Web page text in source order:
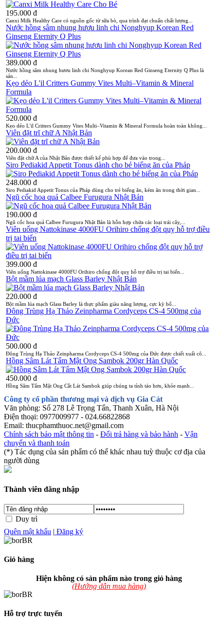
195.000 đ
Canxi Milk Healthy Care có nguồn gốc từ sữa bò, qua trình đạt chuẩn chất lượng...
Nước hồng sâm nhung hươu linh chi Nonghyup Korean Red
Ginseng Eternity Q Plus
389.000 đ
Nước hồng sâm nhung hươu linh chi Nonghyup Korean Red Ginseng Eternity Q Plus là
sản...
Kẹo dẻo L'il Critters Gummy Vites Multi–Vitamin & Mineral
Formula
520.000 đ
Kẹo dẻo L'il Critters Gummy Vites Multi–Vitamin & Mineral Formula hoàn toàn không...
Viên đặt trĩ chữ A Nhật Bản
200.000 đ
Viên đặt chữ A của Nhật Bản được thiết kế phù hợp để đưa vào trong...
Siro Pediakid Appetit Tonus dành cho bé biếng ăn của Pháp
248.000 đ
Siro Pediakid Appetit Tonus của Pháp dùng cho trẻ biếng ăn, kém ăn trong thời gian...
Ngũ cốc hoa quả Calbee Furugura Nhật Bản
190.000 đ
Ngũ cốc hoa quả Calbee Furugura Nhật Bản là hỗn hợp chứa các loại trái cây,...
Viên uống Nattokinase 4000FU Orihiro chống đột quỵ hỗ trợ điều
trị tai biến
399.000 đ
Viên uống Nattokinase 4000FU Orihiro chống đột quỵ hỗ trợ điều trị tai biến...
Bột mầm lúa mạch Glass Barley Nhật Bản
220.000 đ
Bột mầm lúa mạch Glass Barley là thực phẩm giàu năng lượng, cực kỳ bổ...
Đông Trùng Hạ Thảo Zeinpharma Cordyceps CS-4 500mg của
Đức
500.000 đ
Đông Trùng Hạ Thảo Zeinpharma Cordyceps CS-4 500mg của Đức được chiết xuất cô...
Hồng Sâm Lát Tẩm Mật Ong Sambok 200gr Hàn Quốc
450.000 đ
Hồng Sâm Tẩm Mật Ong Cắt Lát Sambok giúp chúng ta tỉnh táo hơn, khỏe mạnh...
Công ty cổ phần thương mại và dịch vụ Gia Cát
Văn phòng: Số 278 Lê Trọng Tấn, Thanh Xuân, Hà Nội
Điện thoại: 0977009977 - 024.66822868
Email: thucphamthuoc.net@gmail.com
Chính sách bảo mật thông tin - Đổi trả hàng và bảo hành - Vận
chuyển và thanh toán
(*) Tác dụng của sản phẩm có thể khác nhau tuỳ thuộc cơ địa của
người dùng
Thành viên đăng nhập
Duy trì
Quên mật khẩu | Đăng ký
Giỏ hàng
Hiện không có sản phẩm nào trong giỏ hàng
(Hướng dẫn mua hàng)
Hỗ trợ trực tuyến